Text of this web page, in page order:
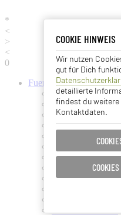
COOKIE HINWEIS
Wir nutzen
gut für Dich
detaillierte
findest du weitere
Kontaktdaten.
*
<
>
<
0
Fuerteventura
Fuerteventura
Fuerteventura
Ortschaften auf
Strände auf
Pflanzen und
Fuertes Kunst
Verkehrsmittel
Flughafen
Ämter und
Essen und
Ärzte auf